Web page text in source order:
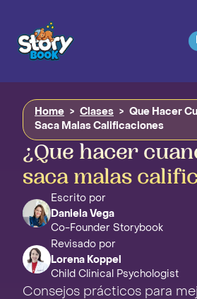
Home > Clases >
Que Hacer
Saca Malas Calificaciones
¿Que hacer
saca malas
Escrito por
Daniela Vega
Co-Founder Storybook
Revisado por
Lorena Koppel
Child Clinical Psychologist
Consejos prácticos para